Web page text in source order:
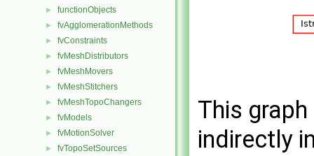
► functionObjects
► fvAgglomerationMethods
► fvConstraints
► fvMeshDistributors
► fvMeshMovers
► fvMeshStitchers
► fvMeshTopoChangers
► fvModels
► fvMotionSolver
► fvTopoSetSources
This
indirectly